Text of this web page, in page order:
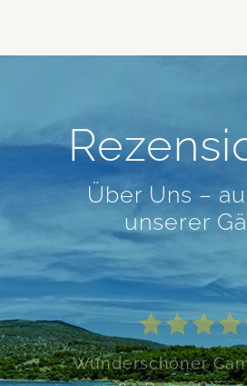
Über Uns –
unserer
Wunderschöner
große Parzellen,